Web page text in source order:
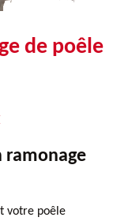
de poêle
ramonage
votre poêle